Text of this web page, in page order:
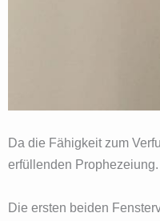
Da die Fähigkeit zum
erfüllenden Prophezeiung.
Die ersten beiden